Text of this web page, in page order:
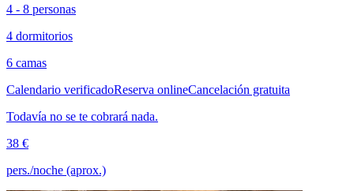
4 - 8 personas
4 dormitorios
6 camas
Calendario verificadoReserva onlineCancelación gratuita
Todavía no se te cobrará nada.
38 €
pers./noche (aprox.)